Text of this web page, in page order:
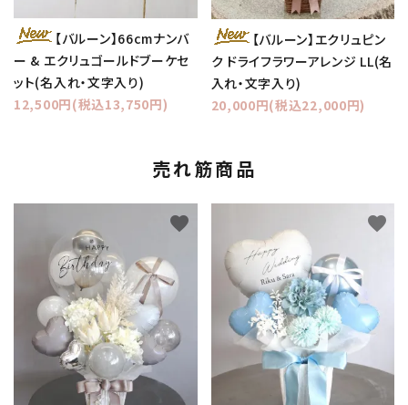
【バルーン】66cmナンバ
ー & エクリュゴールドブーケセ
ット(名入れ・文字入り)
12,500円(税込13,750円)
【バルーン】エクリュピン
ク ドライフラワーアレンジ LL(名
入れ・文字入り)
20,000円(税込22,000円)
売れ筋商品
favorite favorite